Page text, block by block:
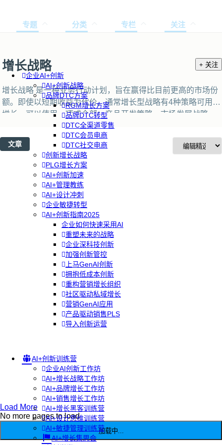
企业AI+创新
AI+创新战略
品牌DTC方案
RGM增长方案
品牌DTC转型
DTC全渠道零售
DTC会员电商
DTC社交电商
创新增长战略
PLG增长方案
AI+创新加速
AI+管理教练
AI+设计冲刺
企业敏捷转型
AI+创新指南2025
企业如何快速采用AI
重塑未来的战略
企业深科技创新
加强创新管控
上马GenAI创新
拥抱低成本创新
重构营销增长组织
社区驱动私域增长
营销GenAI应用
产品驱动销售PLS
导入创新运营
AI+创新训练营
企业AI创新工作坊
AI+增长战略工作坊
AI+品牌增长工作坊
AI+销售增长工作坊
AI+增长黑客训练营
AI+设计思维训练营
AI+敏捷管理训练营
AI+增长集思会
专题 分类 专栏 关注
增长战略 + 关注
增长战略 是一种业务行动计划，旨在赢得比目前更高的市场份
额。即使以短期收益为代价。通常增长型战略有4种策略可用于
增长，可以使用一项或全部：产品开发策略、市场发展战略、
市场渗透策略、多元化战略。成功的增长策略是技术工程，营
销，领导力，设计和产品管理的综合结果。 无论小团队还是大
公司，只有在能够将其推行到组织中，采用实验驱动的增长运
营以做出明智决策时才会有效。
文章
Load More
No more pages to load
加载中...